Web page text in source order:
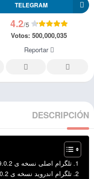
TELEGRAM
4.2/5
Votos: 500,000,035
Reportar
DESCRIPCIÓN
تلگرام اصلی نسخه ی 9.0.2
تلگرام اندروید نسخه ی 9.0.2